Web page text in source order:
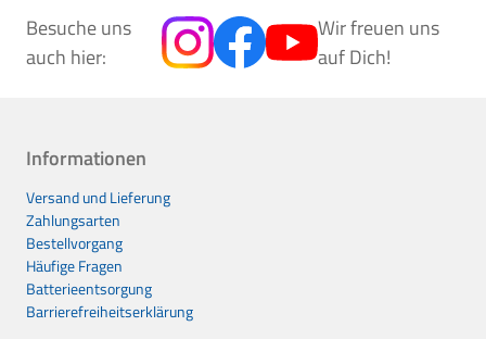
Besuche uns
auch hier:
Wir freuen uns
auf Dich!
Informationen
Versand und Lieferung
Zahlungsarten
Bestellvorgang
Häufige Fragen
Batterieentsorgung
Barrierefreiheitserklärung